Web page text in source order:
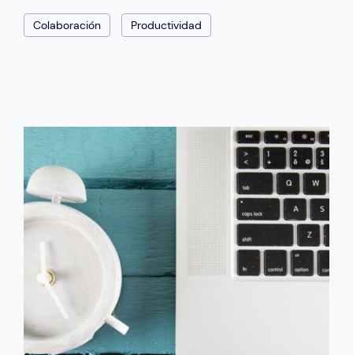
Colaboración Productividad